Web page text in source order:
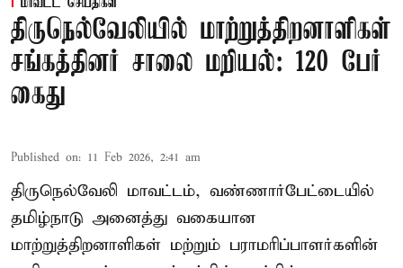
மாவட்ட செய்திகள்
திருநெல்வேலியில் மாற்றுத்திறனாளிகள்
சங்கத்தினர் சாலை மறியல்: 120 பேர்
கைது
Published on: 11 Feb 2026, 2:41 am
திருநெல்வேலி மாவட்டம், வண்ணார்பேட்டையில்
தமிழ்நாடு அனைத்து வகையான
மாற்றுத்திறனாளிகள் மற்றும் பராமரிப்பாளர்களின்